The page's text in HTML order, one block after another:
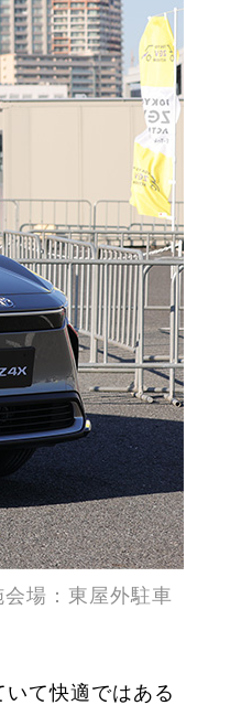
場：東屋外駐車
て快適ではある